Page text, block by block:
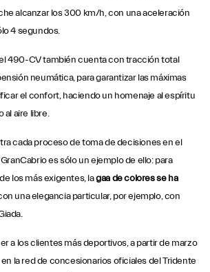
alcanzar los 300 km/h, con una aceleración
4 segundos.
490-CV también cuenta con tracción total
neumática, para garantizar las máximas
el confort, haciendo un homenaje al espíritu
al aire libre.
cada proceso de toma de decisiones en el
es sólo un ejemplo de ello: para
los más exigentes, lagaa de colores se ha
una elegancia particular, por ejemplo, con
a los clientes más deportivos, a partir de marzo
la red de concesionarios oficiales del Tridente